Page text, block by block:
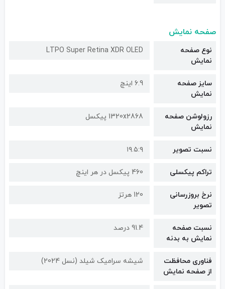
صفحه نمایش
نوع صفحه
نمایش
LTPO Super Retina XDR OLED
سایز صفحه
نمایش
6.9 اینچ
رزولوشن صفحه
نمایش
1320x2868 پیکسل
نسبت تصویر ۱۹.۵:۹
تراکم پیکسلی 460 پیکسل در هر اینچ
نرخ بروزرسانی
تصویر
120 هرتز
نسبت صفحه
نمایش به بدنه
91.4 درصد
فناوری محافظت
از صفحه نمایش
شیشه سرامیک شیلد (نسل 2024)